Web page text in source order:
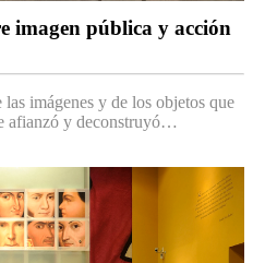
imagen pública y acción
imágenes y de los objetos que
afianzó y deconstruyó…